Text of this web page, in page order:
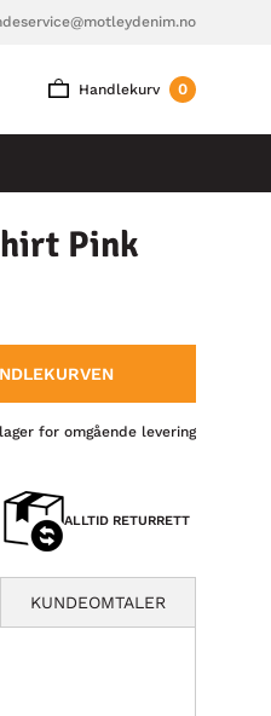
Handlekurv 0
Pink
for omgående levering
ALLTID RETURRETT
KUNDEOMTALER